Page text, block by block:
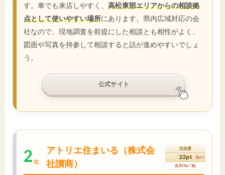
す。車でも来店しやすく、 高松東部エリアからの相談拠
点として使いやすい場所にあります。県内広域対応の会
社なので、現地調査を前提にした相談とも相性がよく、
図面や写真を持参して相談すると話が進めやすいでしょ
う。
公式サイト
2 位
アトリエ住まいる（株式会
社讃商）
注目度
22pt (5pt↑)
先月17pt / 3位